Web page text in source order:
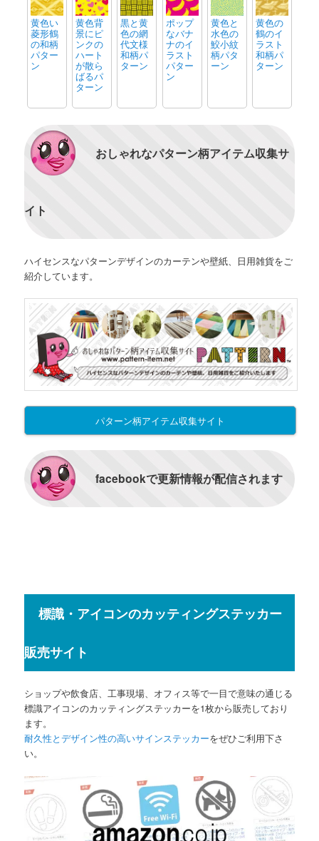
黄色い
菱形鶴
の和柄
パター
ン
黄色背
景にピ
ンクの
ハート
が散ら
ばるパ
ターン
黒と黄
色の網
代文様
和柄パ
ターン
ポップ
なバナ
ナのイ
ラスト
パター
ン
黄色と
水色の
鮫小紋
柄パタ
ーン
黄色の
鶴のイ
ラスト
和柄パ
ターン
おしゃれなパターン柄アイテム収集サ
イト
ハイセンスなパターンデザインのカーテンや壁紙、日用雑貨をご
紹介しています。
パターン柄アイテム収集サイト
facebookで更新情報が配信されます
標識・アイコンのカッティングステッカー
販売サイト
ショップや飲食店、工事現場、オフィス等で一目で意味の通じる
標識アイコンのカッティングステッカーを1枚から販売しており
ます。
耐久性とデザイン性の高いサインステッカーをぜひご利用下さ
い。